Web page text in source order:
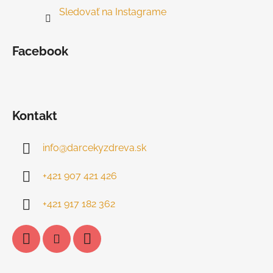
Sledovať na Instagrame
Facebook
Kontakt
info@darcekyzdreva.sk
+421 907 421 426
+421 917 182 362